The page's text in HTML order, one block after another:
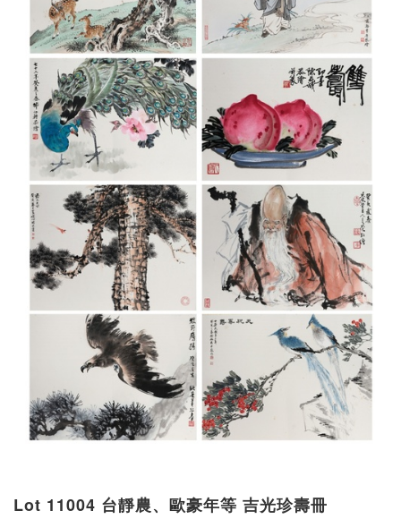
Lot 11004 台靜農、歐豪年等 吉光珍壽冊